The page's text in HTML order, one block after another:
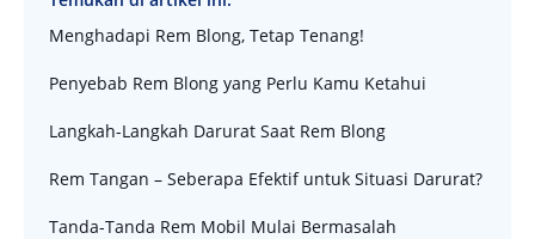
Menghadapi Rem Blong, Tetap Tenang!
Penyebab Rem Blong yang Perlu Kamu Ketahui
Langkah-Langkah Darurat Saat Rem Blong
Rem Tangan – Seberapa Efektif untuk Situasi Darurat?
Tanda-Tanda Rem Mobil Mulai Bermasalah